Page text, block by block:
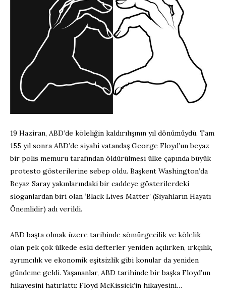
19 Haziran, ABD’de köleliğin kaldırılışının yıl dönümüydü. Tam
155 yıl sonra ABD’de siyahi vatandaş George Floyd’un beyaz
bir polis memuru tarafından öldürülmesi ülke çapında büyük
protesto gösterilerine sebep oldu. Başkent Washington’da
Beyaz Saray yakınlarındaki bir caddeye gösterilerdeki
sloganlardan biri olan ‘Black Lives Matter’ (Siyahların Hayatı
Önemlidir) adı verildi.
ABD başta olmak üzere tarihinde sömürgecilik ve kölelik
olan pek çok ülkede eski defterler yeniden açılırken, ırkçılık,
ayrımcılık ve ekonomik eşitsizlik gibi konular da yeniden
gündeme geldi. Yaşananlar, ABD tarihinde bir başka Floyd’un
hikayesini hatırlattı: Floyd McKissick’in hikayesini…